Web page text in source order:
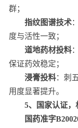
群；
指纹图谱技术
度与活性一致；
道地药材投料
保证药效稳定；
浸膏投料：刺
用度显著提升。
5、国家认证，
国药准字